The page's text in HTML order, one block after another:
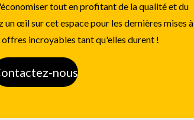
tout en profitant de la qualité et du
un œil sur cet espace pour les dernières mises à
incroyables tant qu'elles durent !
nous